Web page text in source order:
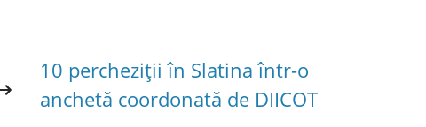
10 percheziții în Slatina într-o
anchetă coordonată de DIICOT